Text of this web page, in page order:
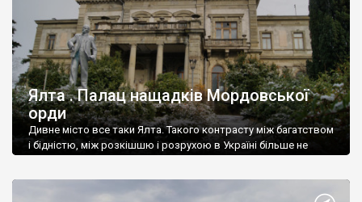
Ялта . Палац нащадків Мордовської
орди
Дивне місто все таки Ялта. Такого контрасту між багатством
і бідністю, між розкішшю і розрухою в Україні більше не